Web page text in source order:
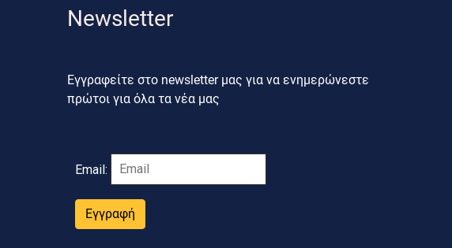
Newsletter
Εγγραφείτε στο newsletter μας για να ενημερώνεστε
πρώτοι για όλα τα νέα μας
Email:
Εγγραφή